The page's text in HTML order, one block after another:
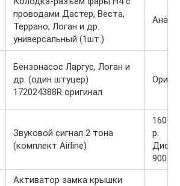
проводами Дастер, Веста,
Террано, Логан и др.
универсальный (1шт.)
Бензонасос Ларгус, Логан и
др. (один штуцер)
172024388R оригинал
Звуковой сигнал 2 тона
(комплект Airline)
1600 /
р.
900 р.
Активатор замка крышки